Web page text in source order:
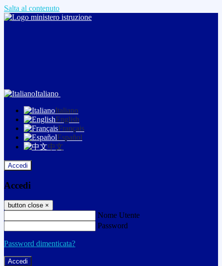
Salta al contenuto
Italiano
Italiano
English
Français
Español
中文
Accedi
Accedi
button close ×
Nome Utente
Password
Password dimenticata?